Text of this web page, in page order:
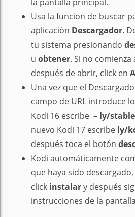
Usa la funcion de buscar
aplicación Descargador.
tu sistema presionando
u obtener. Si no
después de abrir, click en
Una vez que el
campo de URL introduce
Kodi 16 escribe – ly/
nuevo Kodi 17 escribe ly/
después toca el botón
Kodi automáticamente
que haya sido
click instalary después
instrucciones de la